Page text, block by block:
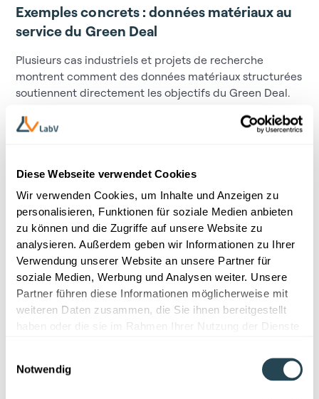
Diese Webseite verwendet Cookies
Wir verwenden Cookies, um Inhalte und Anzeigen zu
personalisieren, Funktionen für soziale Medien anbieten
zu können und die Zugriffe auf unsere Website zu
analysieren. Außerdem geben wir Informationen zu Ihrer
Verwendung unserer Website an unsere Partner für
soziale Medien, Werbung und Analysen weiter. Unsere
Partner führen diese Informationen möglicherweise mit
weiteren Daten zusammen, die Sie ihnen bereitgestellt
haben oder die sie im Rahmen Ihrer Nutzung der Dienste
Notwendig
Exemples concrets : données matériaux au
service du Green Deal
Plusieurs cas industriels et projets de recherche
montrent comment des données matériaux structurées
soutiennent directement les objectifs du Green Deal.
1. Bétons bascarbone et matériaux recyclés
bascarbone en intégrant du béton recyclé et de
émissions liées à la construction.
Ici, les données matériaux sont essentielles :
compositions, paramètres de procédé, performances…
tout est capté et analysé pour garantir à la fois qualité
et durabilité. Les plateformes logicielles permettent
d’ajuster les recettes et de suivre les flux matières. Des
agents IA peuvent recommander la formulation
optimale selon la disponibilité des recyclats et les